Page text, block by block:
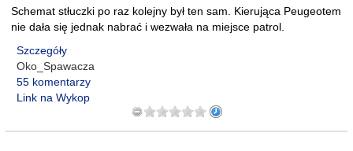
Schemat stłuczki po raz kolejny był ten sam. Kierująca Peugeotem
nie dała się jednak nabrać i wezwała na miejsce patrol.
Szczegóły
Oko_Spawacza
55 komentarzy
Link na Wykop